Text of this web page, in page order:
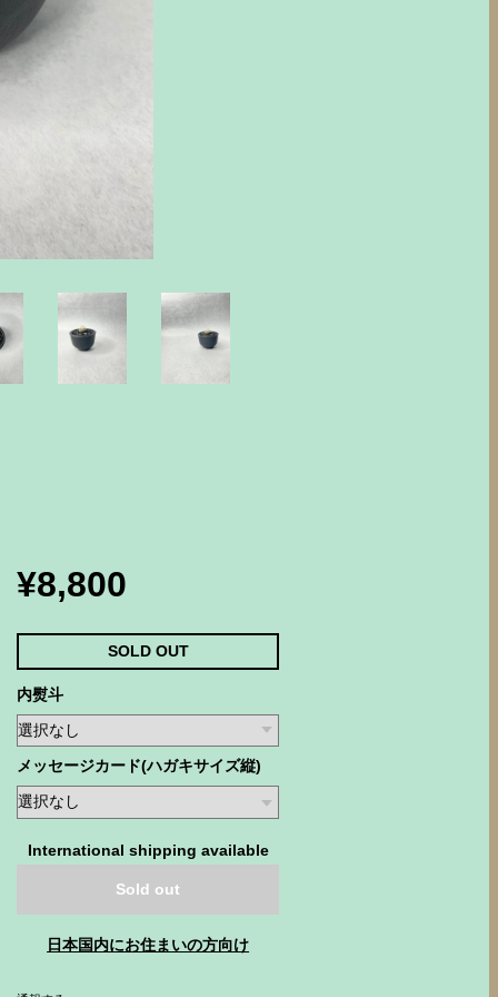
¥8,800
SOLD OUT
内熨斗
メッセージカード(ハガキサイズ縦)
International shipping available
Sold out
日本国内にお住まいの方向け